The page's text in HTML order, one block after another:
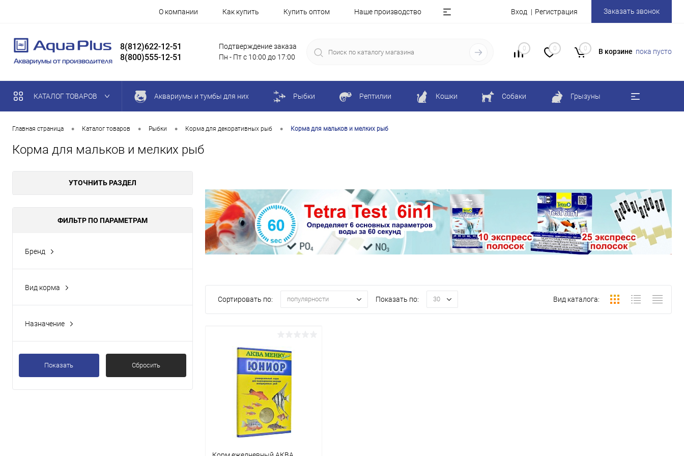
О компании Как купить Купить оптом Наше производство Вход Регистрация Заказать звонок
8(812)622-12-51
8(800)555-12-51
Подтверждение заказа
Пн - Пт с 10:00 до 17:00
0 0 0 В корзине пока пусто
КАТАЛОГ ТОВАРОВ Аквариумы и тумбы для них Рыбки Рептилии Кошки Собаки Грызуны
Главная страница • Каталог товаров • Рыбки • Корма для декоративных рыб • Корма для мальков и мелких рыб
Корма для мальков и мелких рыб
УТОЧНИТЬ РАЗДЕЛ
ФИЛЬТР ПО ПАРАМЕТРАМ
Бренд
Вид корма
Назначение
Показать Сбросить
Сортировать по: популярности Показать по: 30 Вид каталога: